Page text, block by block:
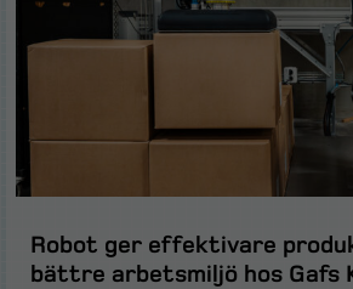
Robot ger effektivare
bättre arbetsmiljö hos Gafs